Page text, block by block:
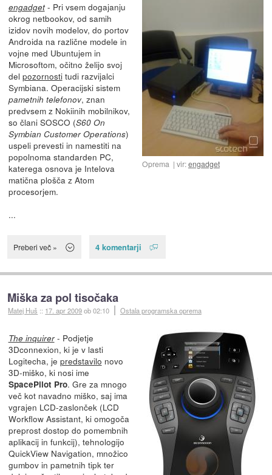
Oprema vir:engadget
engadget- Pri vsem dogajanju
okrog netbookov, od samih
izidov novih modelov, do portov
Androida na različne modele in
vojne med Ubuntujem in
Microsoftom, očitno želijo svoj
del pozornostitudi razvijalci
Symbiana. Operacijski sistem
pametnih telefonov, znan
predvsem z Nokiinih mobilnikov,
so člani SOSCO (S60 On
Symbian Customer Operations)
uspeli prevesti in namestiti na
popolnoma standarden PC,
katerega osnova je Intelova
matična plošča z Atom
procesorjem.
...
Preberi več » 4 komentarji
Miška za pol tisočaka
Matej Huš :: 17. apr 2009ob 02:10 Ostala programska oprema
The inquirer- Podjetje
3Dconnexion, ki je v lasti
Logitecha, je predstavilo novo
3D-miško, ki nosi ime
SpacePilot Pro. Gre za mnogo
več kot navadno miško, saj ima
vgrajen LCD-zaslonček (LCD
Workflow Assistant, ki omogoča
preprost dostop do pomembnih
aplikacij in funkcij), tehnologijo
QuickView Navigation, množico
gumbov in pametnih tipk ter